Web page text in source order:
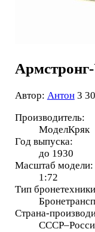
Автор: Антон 3
Производитель:
МоделКряк
Год выпуска:
до 1930
Масштаб модели:
1:72
Тип
Страна-